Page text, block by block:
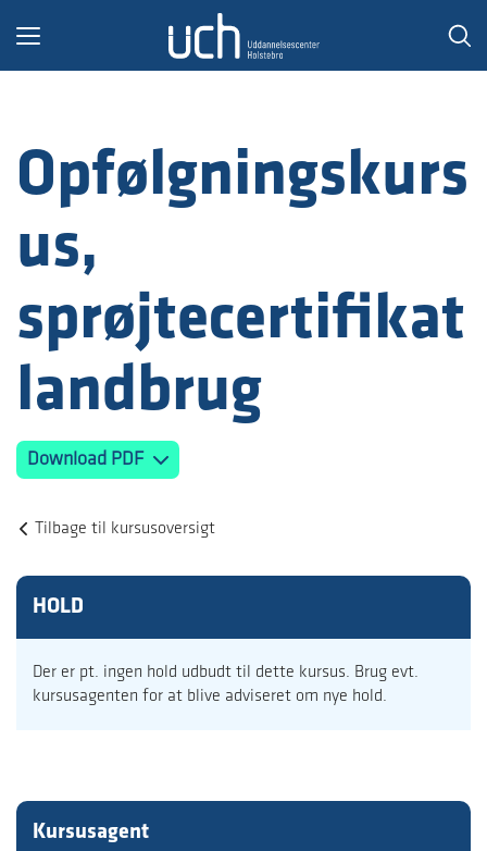
Toggle
Opfølgningskurs
us,
sprøjtecertifikat
landbrug
Download PDF
Tilbage til kursusoversigt
HOLD
Der er pt. ingen hold udbudt til dette kursus. Brug evt.
kursusagenten for at blive adviseret om nye hold.
Kursusagent